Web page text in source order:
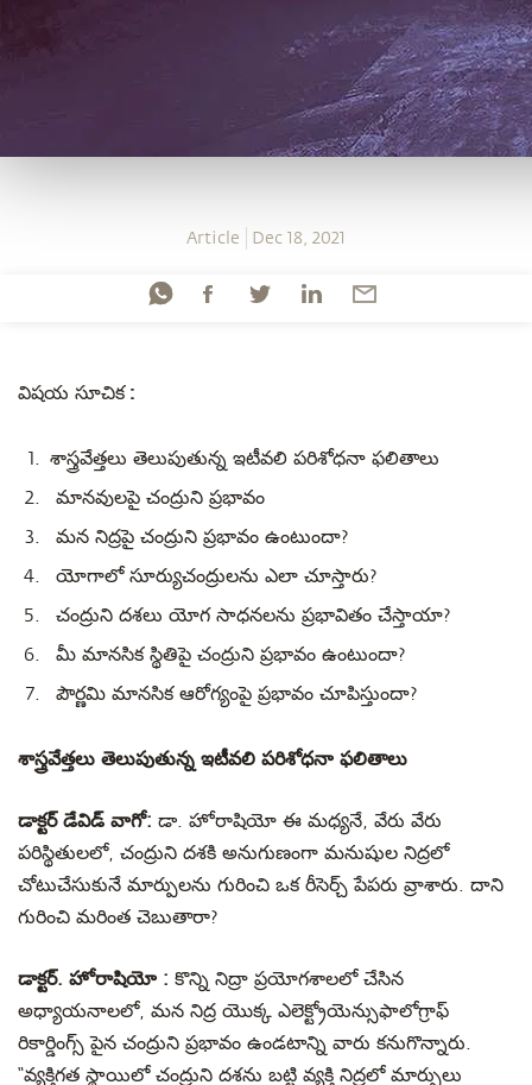
Article Dec 18, 2021
విషయ సూచిక :
శాస్త్రవేత్తలు తెలుపుతున్న ఇటీవలి పరిశోధనా ఫలితాలు
మానవులపై చంద్రుని ప్రభావం
మన నిద్రపై చంద్రుని ప్రభావం ఉంటుందా?
యోగాలో సూర్యుచంద్రులను ఎలా చూస్తారు?
చంద్రుని దశలు యోగ సాధనలను ప్రభావితం చేస్తాయా?
మీ మానసిక స్థితిపై చంద్రుని ప్రభావం ఉంటుందా?
పౌర్ణమి మానసిక ఆరోగ్యంపై ప్రభావం చూపిస్తుందా?
శాస్త్రవేత్తలు తెలుపుతున్న ఇటీవలి పరిశోధనా ఫలితాలు
డాక్టర్ డేవిడ్ వాగో: డా. హోరాషియో ఈ మధ్యనే, వేరు వేరు
పరిస్థితులలో, చంద్రుని దశకి అనుగుణంగా మనుషుల నిద్రలో
చోటుచేసుకునే మార్పులను గురించి ఒక రీసెర్చ్ పేపరు వ్రాశారు. దాని
గురించి మరింత చెబుతారా?
డాక్టర్. హోరాషియో : కొన్ని నిద్రా ప్రయోగశాలలో చేసిన
అధ్యాయనాలలో, మన నిద్ర యొక్క ఎలెక్ట్రోయెన్సుఫాలోగ్రాఫ్
రికార్డింగ్స్ పైన చంద్రుని ప్రభావం ఉండటాన్ని వారు కనుగొన్నారు.
“వ్యక్తిగత స్థాయిలో చంద్రుని దశను బట్టి వ్యక్తి నిద్రలో మార్పులు